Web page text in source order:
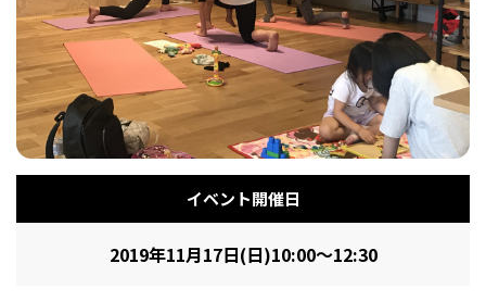
わんぱく 福島ローカルグル
メ
アジア・エスニッ
ク
テイクアウト
体験
ツ施設
フィットネス・や
せたい
鍼灸・整体・リラ
クゼーション
まつ毛サロン
温活・サウナ 歯列矯正・審美歯
インテリア 食品・酒 生活を彩るモノ
その他
趣味・スキルアッ
プ
保育園・こども園 子どもの習い事・
塾
幼稚園 教育 ライフイベント
イベント開催日
2019年11月17日(日)10:00～12:30